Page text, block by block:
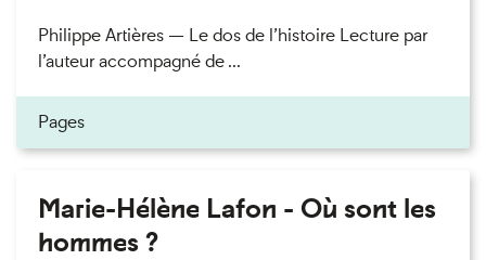
Philippe Artières — Le dos de l’histoire Lecture par
l’auteur accompagné de ...
Pages
Marie-Hélène Lafon - Où sont les
hommes ?